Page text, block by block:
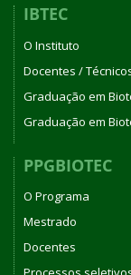
IBTEC
O Instituto
Docentes /
Graduação em
Graduação em
PPGBIOTEC
O Programa
Mestrado
Docentes